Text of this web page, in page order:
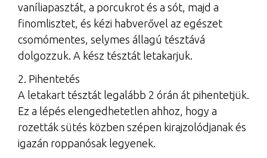
vaníliapasztát, a porcukrot és a sót, majd a
finomlisztet, és kézi habverővel az egészet
csomómentes, selymes állagú tésztává
dolgozzuk. A kész tésztát letakarjuk.
2. Pihentetés
A letakart tésztát legalább 2 órán át pihentetjük.
Ez a lépés elengedhetetlen ahhoz, hogy a
rozetták sütés közben szépen kirajzolódjanak és
igazán roppanósak legyenek.